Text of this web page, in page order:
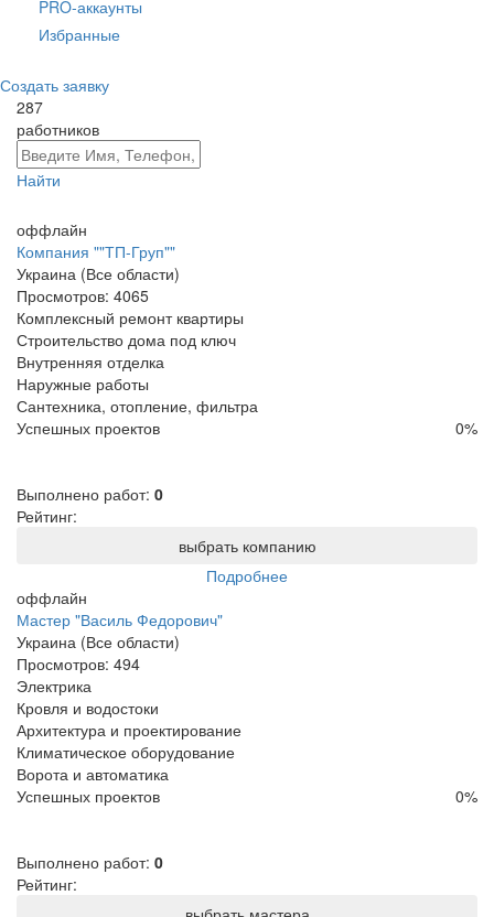
PRO-аккаунты
Избранные
Создать заявку
287
работников
Найти
оффлайн
Компания ""ТП-Груп""
Украина (Все области)
Просмотров: 4065
Комплексный ремонт квартиры
Строительство дома под ключ
Внутренняя отделка
Наружные работы
Сантехника, отопление, фильтра
Успешных проектов
0%
Выполнено работ: 0
Рейтинг:
выбрать компанию
Подробнее
оффлайн
Мастер "Василь Федорович"
Украина (Все области)
Просмотров: 494
Электрика
Кровля и водостоки
Архитектура и проектирование
Климатическое оборудование
Ворота и автоматика
Успешных проектов
0%
Выполнено работ: 0
Рейтинг: